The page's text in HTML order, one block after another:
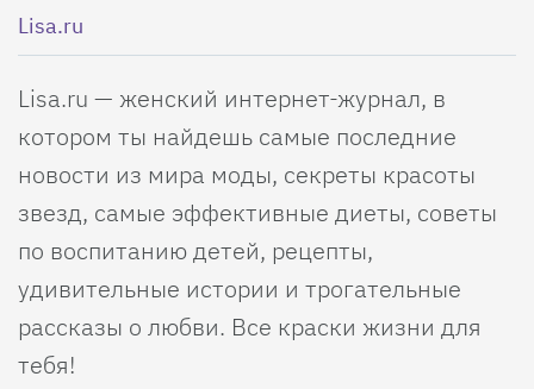
Lisa.ru
Lisa.ru — женский интернет-журнал, в
котором ты найдешь самые последние
новости из мира моды, секреты красоты
звезд, самые эффективные диеты, советы
по воспитанию детей, рецепты,
удивительные истории и трогательные
рассказы о любви. Все краски жизни для
тебя!